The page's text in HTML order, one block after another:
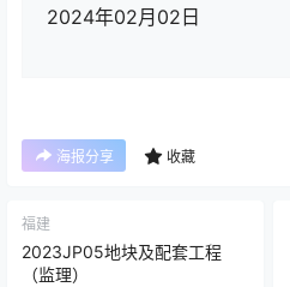
2024年02月02日
海报分享 收藏
福建
2023JP05地块及配套工程
（监理）